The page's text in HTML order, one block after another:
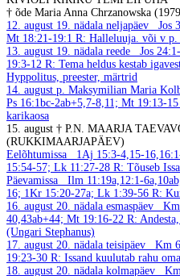
† õde Maria Anna Chrzanowska
12. august 19. nädala neljapäev
Jos
Mt 18:21-19:1 R: Halleluuja. või v p.
13. august 19. nädala reede
Jos
19:3-12 R: Tema heldus kestab
Hyppolitus, preester, märtrid
14. august p. Maksymilian Maria
Ps 16:1bc-2ab+5,7-8,11; Mt 19:13-15
karikaosa
15. august † P.N. MAARJA
(RUKKIMAARJAPÄEV)
Eelõhtumissa
1Aj 15:3-4,15-
15:54-57; Lk 11:27-28 R: Tõuseb
Päevamissa
Ilm 11:19a,12:1-
16; 1Kr 15:20-27a; Lk 1:39-56 R:
16. august 20. nädala esmaspäev
40,43ab+44; Mt 19:16-22 R:
(Ungari Stephanus)
17. august 20. nädala teisipäev
Km
19:23-30 R: Issand kuulutab rahu
18. august 20. nädala kolmapäev